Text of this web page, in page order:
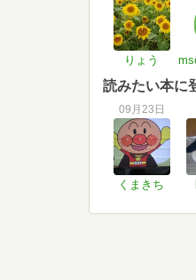
りょう
読みたい本に
09月23日
くまきち